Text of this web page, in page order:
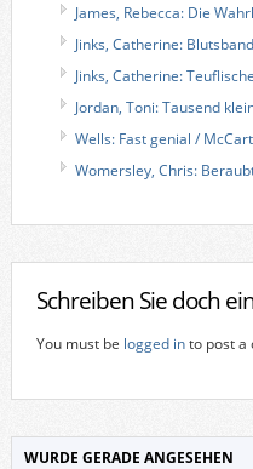
James, Rebecca: Die
Jinks, Catherine:
Jinks, Catherine:
Jordan, Toni: Tausend
Wells: Fast genial /
Womersley, Chris:
Schreiben Sie doch
You must be logged into post a
WURDE GERADE ANGESEHEN